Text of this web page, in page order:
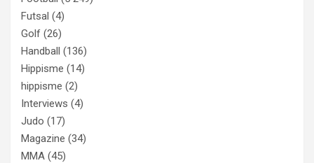
Futsal (4)
Golf (26)
Handball (136)
Hippisme (14)
hippisme (2)
Interviews (4)
Judo (17)
Magazine (34)
MMA (45)